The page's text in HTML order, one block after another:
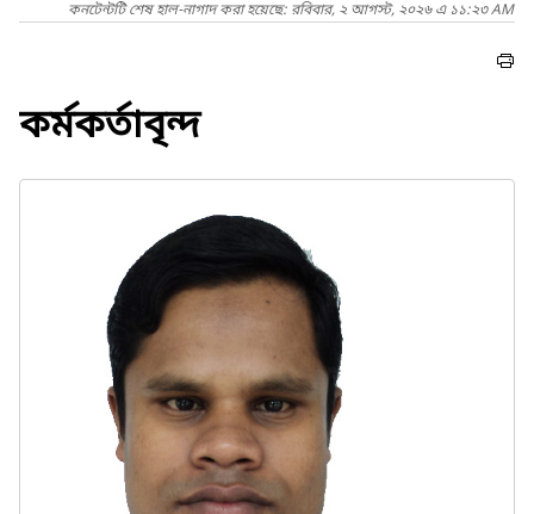
কনটেন্টটি শেষ হাল-নাগাদ করা হয়েছে: রবিবার, ২ আগস্ট, ২০২৬ এ ১১:২৩ AM
কর্মকর্তাবৃন্দ